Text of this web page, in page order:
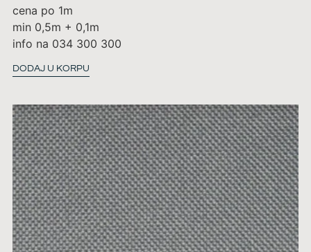
cena po 1m
min 0,5m + 0,1m
info na 034 300 300
DODAJ U KORPU